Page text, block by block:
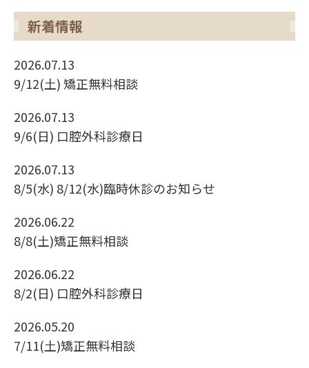
新着情報
2026.07.13
9/12(土) 矯正無料相談
2026.07.13
9/6(日) 口腔外科診療日
2026.07.13
8/5(水) 8/12(水)臨時休診のお知らせ
2026.06.22
8/8(土)矯正無料相談
2026.06.22
8/2(日) 口腔外科診療日
2026.05.20
7/11(土)矯正無料相談